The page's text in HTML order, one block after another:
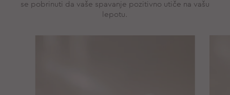
se pobrinuti da vaše spavanje pozitivno utiče na vašu
lepotu.